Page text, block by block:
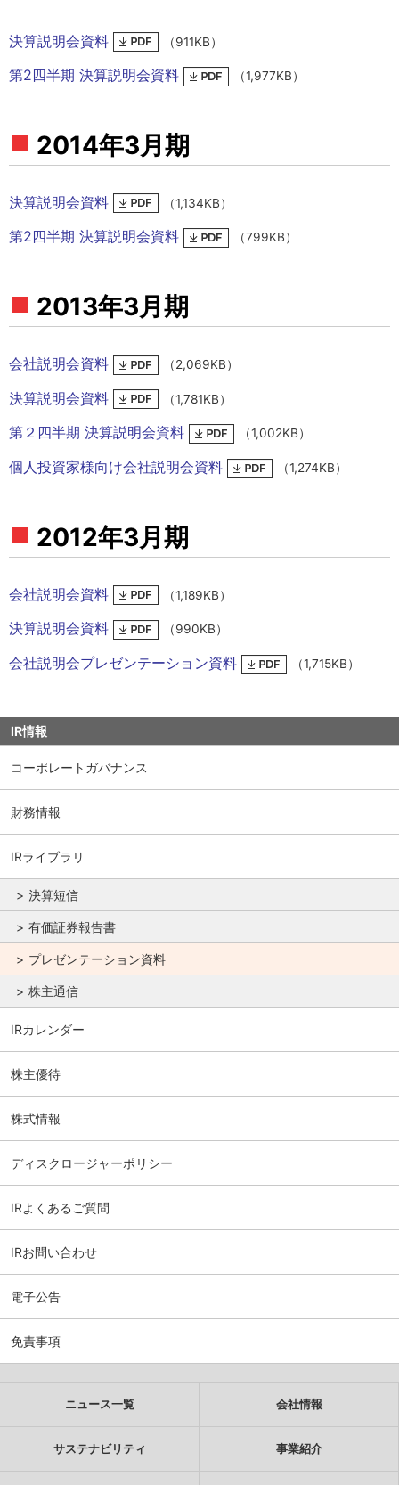
IR情報
コーポレートガバナンス
財務情報
IRライブラリ
決算短信
有価証券報告書
プレゼンテーション資料
株主通信
IRカレンダー
株主優待
株式情報
ディスクロージャーポリシー
IRよくあるご質問
IRお問い合わせ
電子公告
免責事項
決算説明会資料 （911KB）
第2四半期 決算説明会資料 （1,977KB）
2014年3月期
決算説明会資料 （1,134KB）
第2四半期 決算説明会資料 （799KB）
2013年3月期
会社説明会資料 （2,069KB）
決算説明会資料 （1,781KB）
第２四半期 決算説明会資料 （1,002KB）
個人投資家様向け会社説明会資料 （1,274KB）
2012年3月期
会社説明会資料 （1,189KB）
決算説明会資料 （990KB）
会社説明会プレゼンテーション資料 （1,715KB）
ニュース一覧 会社情報
サステナビリティ 事業紹介